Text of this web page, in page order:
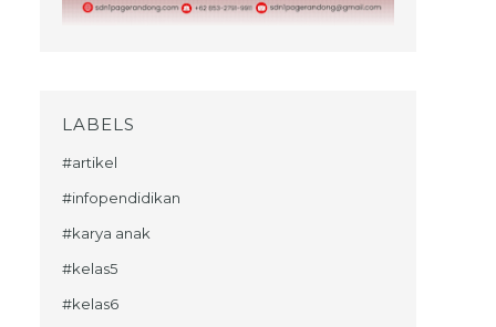
LABELS
#artikel
#infopendidikan
#karya anak
#kelas5
#kelas6